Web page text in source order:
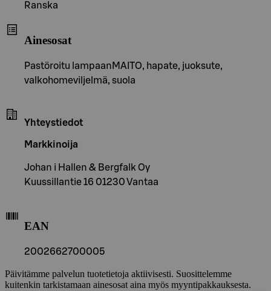
Ranska
Ainesosat
Pastöroitu lampaanMAITO, hapate, juoksute,
valkohomeviljelmä, suola
Yhteystiedot
Markkinoija
Johan i Hallen & Bergfalk Oy
Kuussillantie 16 01230 Vantaa
EAN
2002662700005
Päivitämme palvelun tuotetietoja aktiivisesti. Suosittelemme
kuitenkin tarkistamaan ainesosat aina myös myyntipakkauksesta.